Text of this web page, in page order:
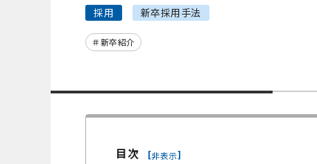
採用 新卒採用手法
新卒紹介
目次 [非表示]